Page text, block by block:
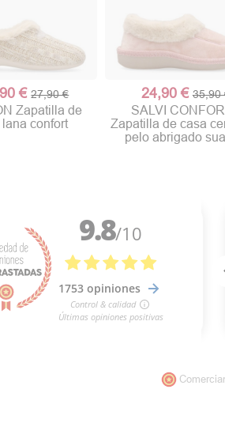
€27,90 €
Zapatilla de
confort
24,90 €35,90
SALVI
Zapatilla de casa
pelo abrigado